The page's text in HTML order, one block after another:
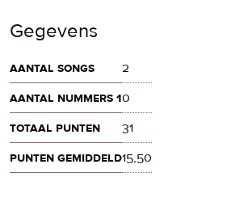
Gegevens
aantal songs
2
aantal nummers 10
totaal punten
31
punten gemiddeld15,50